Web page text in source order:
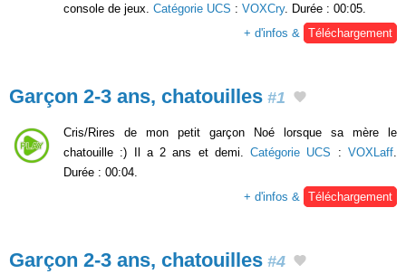
console de jeux. Catégorie UCS : VOXCry. Durée : 00:05.
+ d'infos &
Téléchargement
Garçon 2-3 ans, chatouilles #1
Cris/Rires de mon petit garçon Noé lorsque sa mère le
chatouille :) Il a 2 ans et demi.Catégorie UCS :VOXLaff.
Durée : 00:04.
+ d'infos & Téléchargement
Garçon 2-3 ans, chatouilles #4